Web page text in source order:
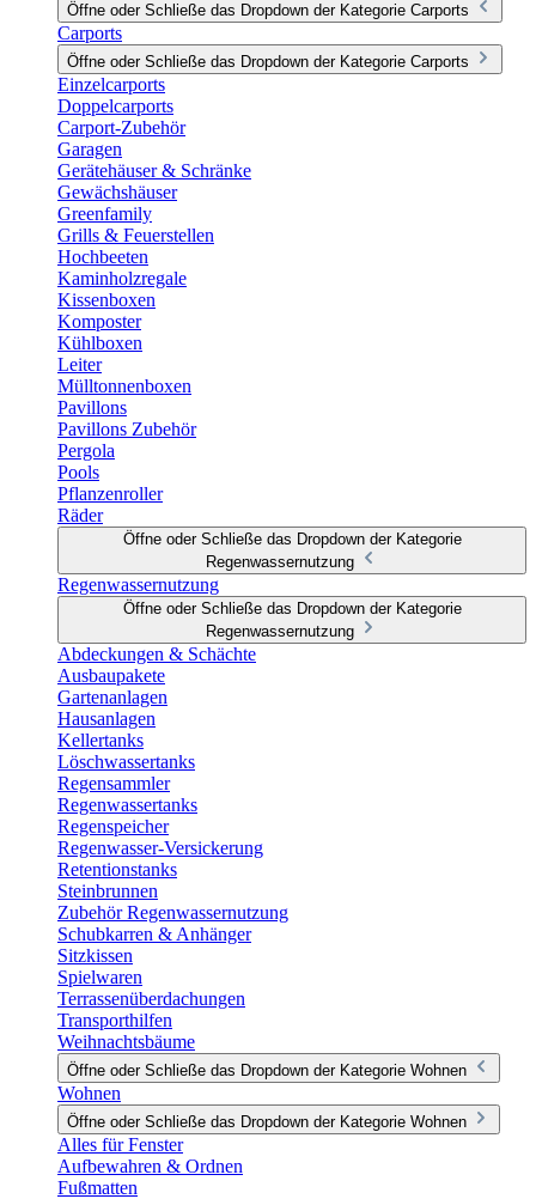
Öffne oder Schließe das Dropdown der Kategorie Carports
Carports
Öffne oder Schließe das Dropdown der Kategorie Carports
Einzelcarports
Doppelcarports
Carport-Zubehör
Garagen
Gerätehäuser & Schränke
Gewächshäuser
Greenfamily
Grills & Feuerstellen
Hochbeeten
Kaminholzregale
Kissenboxen
Komposter
Kühlboxen
Leiter
Mülltonnenboxen
Pavillons
Pavillons Zubehör
Pergola
Pools
Pflanzenroller
Räder
Öffne oder Schließe das Dropdown der Kategorie
Regenwassernutzung
Regenwassernutzung
Öffne oder Schließe das Dropdown der Kategorie
Regenwassernutzung
Abdeckungen & Schächte
Ausbaupakete
Gartenanlagen
Hausanlagen
Kellertanks
Löschwassertanks
Regensammler
Regenwassertanks
Regenspeicher
Regenwasser-Versickerung
Retentionstanks
Steinbrunnen
Zubehör Regenwassernutzung
Schubkarren & Anhänger
Sitzkissen
Spielwaren
Terrassenüberdachungen
Transporthilfen
Weihnachtsbäume
Öffne oder Schließe das Dropdown der Kategorie Wohnen
Wohnen
Öffne oder Schließe das Dropdown der Kategorie Wohnen
Alles für Fenster
Aufbewahren & Ordnen
Fußmatten